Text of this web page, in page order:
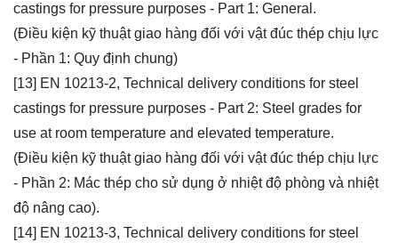
castings for pressure purposes - Part 1: General.
(Điều kiện kỹ thuật giao hàng đối với vật đúc thép chịu lực
- Phần 1: Quy định chung)
[13] EN 10213-2, Technical delivery conditions for steel
castings for pressure purposes - Part 2: Steel grades for
use at room temperature and elevated temperature.
(Điều kiện kỹ thuật giao hàng đối với vật đúc thép chịu lực
- Phần 2: Mác thép cho sử dụng ở nhiệt độ phòng và nhiệt
độ nâng cao).
[14] EN 10213-3, Technical delivery conditions for steel